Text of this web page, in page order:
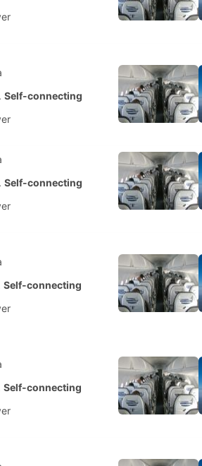
Self-connecting
Self-connecting
Self-connecting
Self-connecting